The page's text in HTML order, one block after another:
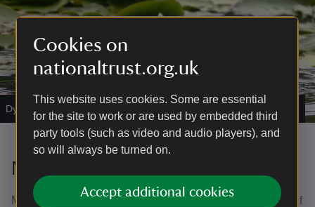
Cookies on
nationaltrust.org.uk
This website uses cookies. Some are essential
for the site to work or are used by embedded third
party tools (such as video and audio players), and
so will always be turned on.
Accept additional cookies
Dyfrgi ymysg y lilis dŵr
Morgrug prin y Cymin
Mae'r Cymin yn gartref i un o rywogaethau prinnaf a mwyaf